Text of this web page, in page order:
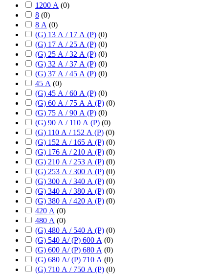
1200 А (0)
8 (0)
8 А (0)
(G) 13 А / 17 А (P) (0)
(G) 17 А / 25 А (P) (0)
(G) 25 А / 32 А (P) (0)
(G) 32 А / 37 А (P) (0)
(G) 37 А / 45 А (P) (0)
45 А (0)
(G) 45 А / 60 А (P) (0)
(G) 60 А / 75 А А (P) (0)
(G) 75 А / 90 А (P) (0)
(G) 90 А / 110 А (P) (0)
(G) 110 А / 152 А (P) (0)
(G) 152 А / 165 А (P) (0)
(G) 176 А / 210 А (P) (0)
(G) 210 А / 253 А (P) (0)
(G) 253 А / 300 А (P) (0)
(G) 300 А / 340 А (P) (0)
(G) 340 А / 380 А (P) (0)
(G) 380 А / 420 А (P) (0)
420 А (0)
480 А (0)
(G) 480 А / 540 А (P) (0)
(G) 540 А/ (P) 600 А (0)
(G) 600 А/ (P) 680 А (0)
(G) 680 А/ (P) 710 А (0)
(G) 710 А / 750 А (P) (0)